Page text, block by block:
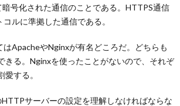
暗号化された通信のことである。HTTPS通信
ルに準拠した通信である。
ApacheやNginxが有名どころだ。どちらも
きる。Nginxを使ったことがないので、それぞ
する。
サーバーの設定を理解しなければならな